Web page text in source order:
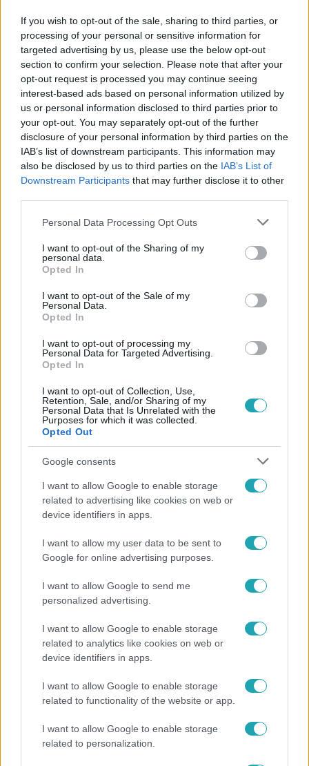
If you wish to opt-out of the sale, sharing to third parties, or
processing of your personal or sensitive information for
targeted advertising by us, please use the below opt-out
section to confirm your selection. Please note that after your
opt-out request is processed you may continue seeing
interest-based ads based on personal information utilized by
us or personal information disclosed to third parties prior to
your opt-out. You may separately opt-out of the further
disclosure of your personal information by third parties on the
IAB’s list of downstream participants. This information may
also be disclosed by us to third parties on the IAB’s List of
Downstream Participants that may further disclose it to other
Please note that this website/app uses one or more Google
not limited to your visit or usage behaviour. You may click to
grant or deny consent to Google and its third-party tags to
use your data for below specified purposes in below Google
consent section.
Personal Data Processing Opt Outs
I want to opt-out of the Sharing of my
personal data.
Opted In
I want to opt-out of the Sale of my
Personal Data.
Opted In
I want to opt-out of processing my
Personal Data for Targeted Advertising.
Opted In
I want to opt-out of Collection, Use,
Retention, Sale, and/or Sharing of my
Personal Data that Is Unrelated with the
Purposes for which it was collected.
Opted Out
Google consents
I want to allow Google to enable storage
related to advertising like cookies on web or
device identifiers in apps.
I want to allow my user data to be sent to
Google for online advertising purposes.
I want to allow Google to send me
personalized advertising.
I want to allow Google to enable storage
related to analytics like cookies on web or
device identifiers in apps.
I want to allow Google to enable storage
related to functionality of the website or app.
I want to allow Google to enable storage
related to personalization.
Követem
#ÉLETMÓD #GASZTRONÓMIA #RECEPT
ÉTKEZÉS #FŐZÉS #KONYHA #GASZTRO
TÖRTÉNET
Népszerű
4:55
sztárfellépői